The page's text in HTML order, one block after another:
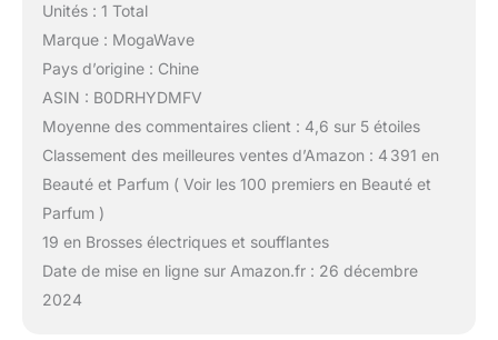
Unités : 1 Total
Marque : MogaWave
Pays d’origine : Chine
ASIN : B0DRHYDMFV
Moyenne des commentaires client : 4,6 sur 5 étoiles
Classement des meilleures ventes d’Amazon : 4 391 en
Beauté et Parfum ( Voir les 100 premiers en Beauté et
Parfum )
19 en Brosses électriques et soufflantes
Date de mise en ligne sur Amazon.fr : 26 décembre
2024